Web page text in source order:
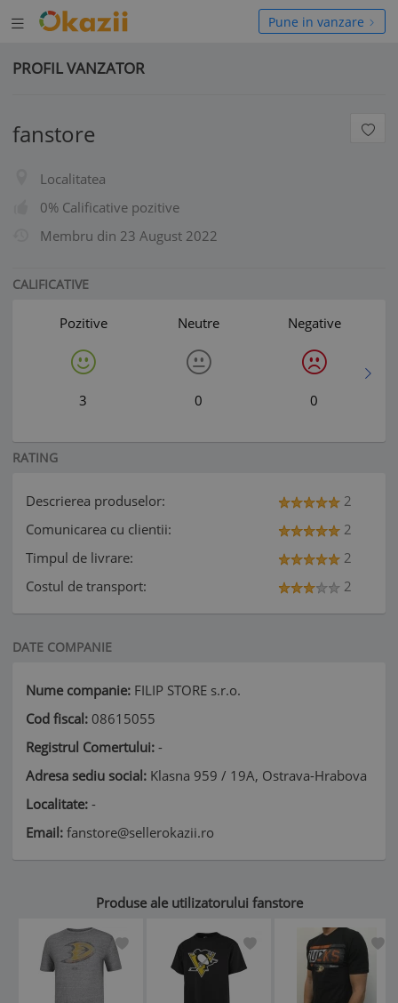
Deschide
meniul
Pune in vanzare
PROFIL VANZATOR
fanstore
Localitatea
0% Calificative pozitive
Membru din 23 August 2022
CALIFICATIVE
Pozitive
3
Neutre
0
Negative
0
RATING
Descrierea produselor:
2
Comunicarea cu clientii:
2
Timpul de livrare:
2
Costul de transport:
2
DATE COMPANIE
Nume companie: FILIP STORE s.r.o.
Cod fiscal: 08615055
Registrul Comertului: -
Adresa sediu social: Klasna 959 / 19A, Ostrava-Hrabova
Localitate: -
Email: fanstore@sellerokazii.ro
Produse ale utilizatorului fanstore